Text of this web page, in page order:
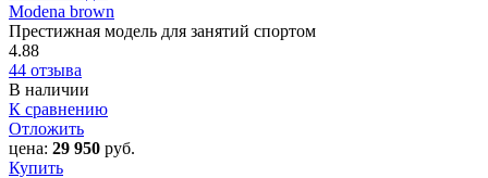
Modena brown
Престижная модель для занятий спортом
4.88
44 отзыва
В наличии
К сравнению
Отложить
цена: 29 950 руб.
Купить